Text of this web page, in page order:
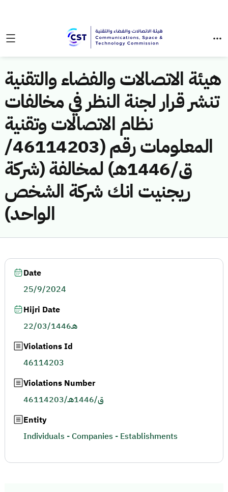
هيئة الاتصالات والفضاء والتقنية
تنشر قرار لجنة النظر في مخالفات
نظام الاتصالات وتقنية
المعلومات رقم (46114203/
ق/1446هـ) لمخالفة (شركة
ريجنيت انك شركة الشخص
الواحد)
Date
25/9/2024
Hijri Date
22/03/1446هـ
Violations Id
46114203
Violations Number
46114203/ق/1446هـ
Entity
Individuals - Companies - Establishments